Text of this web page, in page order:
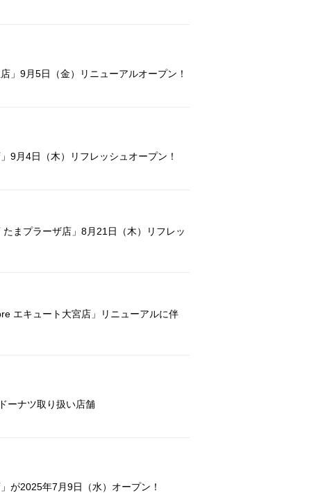
」9月5日（金）リニューアルオープン！
9月4日（木）リフレッシュオープン！
たまプラーザ店」8月21日（木）リフレッ
エキュート大宮店」リニューアルに伴
ーナツ取り扱い店舗
が2025年7月9日（水）オープン！